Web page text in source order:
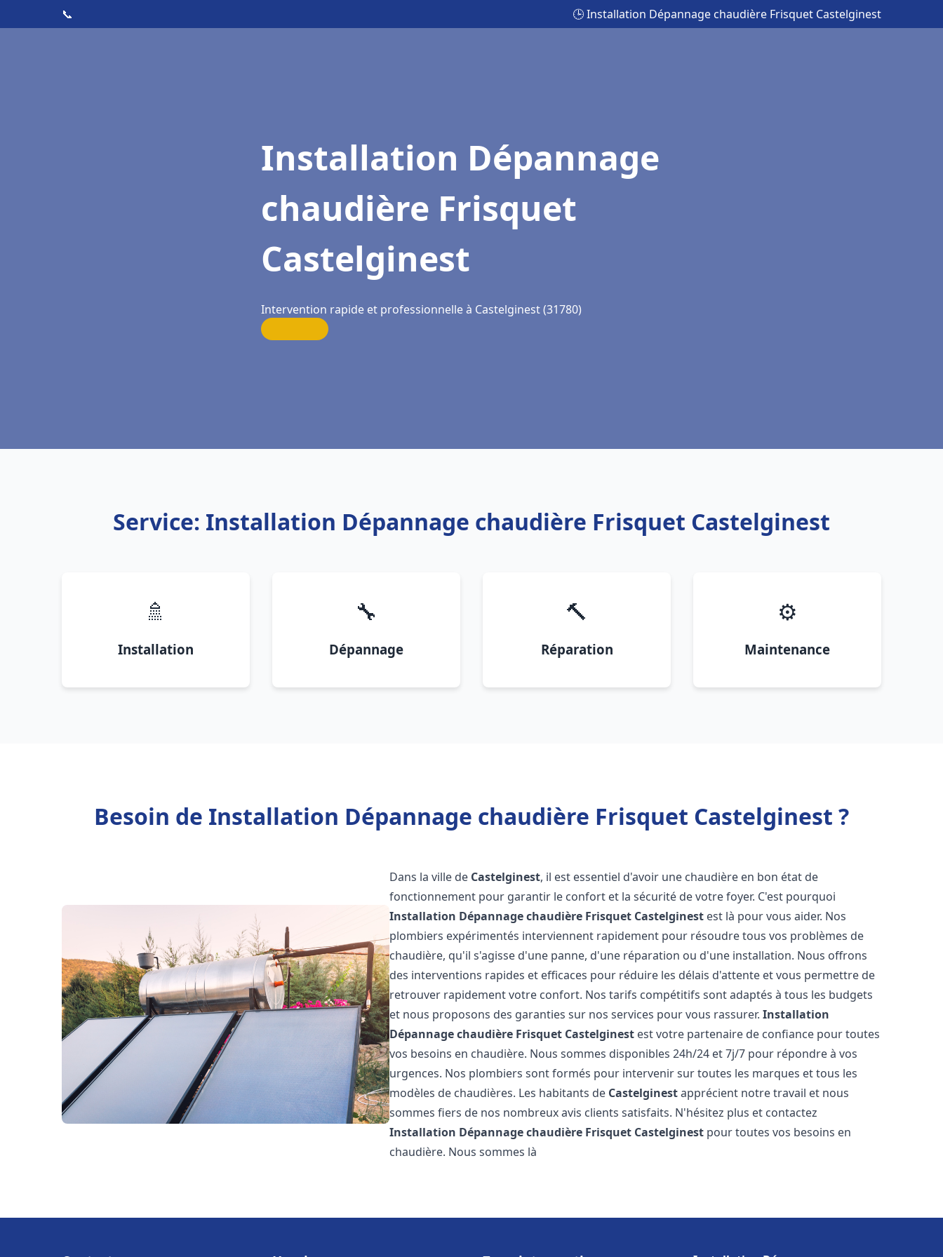
📞 🕒 Installation Dépannage chaudière Frisquet Castelginest
Installation Dépannage
chaudière Frisquet
Castelginest
Intervention rapide et professionnelle à Castelginest (31780)
Service: Installation Dépannage chaudière Frisquet Castelginest
🚿
Installation
🔧
Dépannage
🔨
Réparation
⚙️
Maintenance
Besoin de Installation Dépannage chaudière Frisquet Castelginest ?
Dans la ville de Castelginest, il est essentiel d'avoir une chaudière en bon état de
fonctionnement pour garantir le confort et la sécurité de votre foyer. C'est pourquoi
Installation Dépannage chaudière Frisquet Castelginest est là pour vous aider. Nos
plombiers expérimentés interviennent rapidement pour résoudre tous vos problèmes de
chaudière, qu'il s'agisse d'une panne, d'une réparation ou d'une installation. Nous offrons
des interventions rapides et efficaces pour réduire les délais d'attente et vous permettre de
retrouver rapidement votre confort. Nos tarifs compétitifs sont adaptés à tous les budgets
et nous proposons des garanties sur nos services pour vous rassurer.Installation
Dépannage chaudière Frisquet Castelginest est votre partenaire de confiance pour toutes
vos besoins en chaudière. Nous sommes disponibles 24h/24 et 7j/7 pour répondre à vos
urgences. Nos plombiers sont formés pour intervenir sur toutes les marques et tous les
modèles de chaudières. Les habitants de Castelginestapprécient notre travail et nous
sommes fiers de nos nombreux avis clients satisfaits. N'hésitez plus et contactez
Installation Dépannage chaudière Frisquet Castelginest pour toutes vos besoins en
chaudière. Nous sommes là